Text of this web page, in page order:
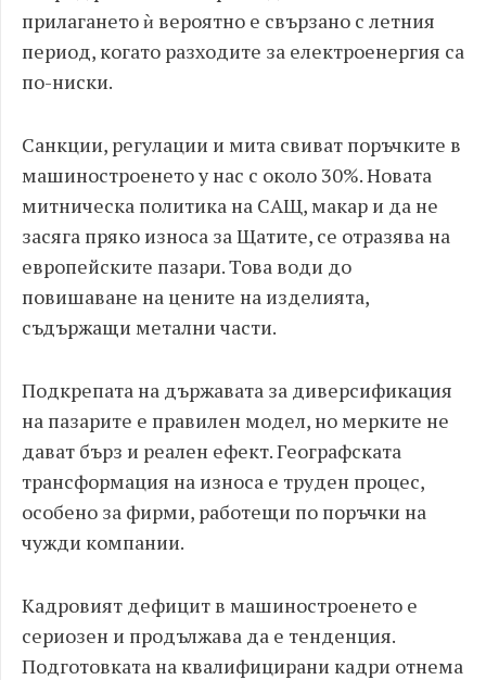
прилагането ѝ вероятно е свързано с летния
период, когато разходите за електроенергия са
по-ниски.
Санкции, регулации и мита свиват поръчките в
машиностроенето у нас с около 30%. Новата
митническа политика на САЩ, макар и да не
засяга пряко износа за Щатите, се отразява на
европейските пазари. Това води до
повишаване на цените на изделията,
съдържащи метални части.
Подкрепата на държавата за диверсификация
на пазарите е правилен модел, но мерките не
дават бърз и реален ефект. Географската
трансформация на износа е труден процес,
особено за фирми, работещи по поръчки на
чужди компании.
Кадровият дефицит в машиностроенето е
сериозен и продължава да е тенденция.
Подготовката на квалифицирани кадри отнема